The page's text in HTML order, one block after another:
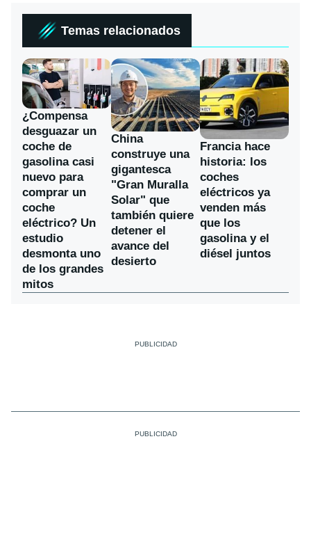
Temas relacionados
¿Compensa
desguazar un
coche de
gasolina casi
nuevo para
comprar un
coche
eléctrico? Un
estudio
desmonta uno
de los grandes
mitos
China
construye una
gigantesca
"Gran Muralla
Solar" que
también quiere
detener el
avance del
desierto
Francia hace
historia: los
coches
eléctricos ya
venden más
que los
gasolina y el
diésel juntos